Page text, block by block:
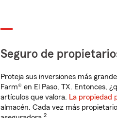
Seguro de
Proteja sus inversiones más
Farm® en El Paso, TX. Entonces,
artículos que valora. La propiedad
almacén. Cada vez más
2